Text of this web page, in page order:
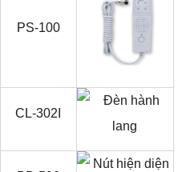
PS-100
CL-302I